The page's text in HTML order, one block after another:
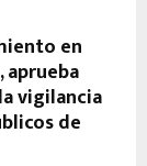
en
vigilancia
de